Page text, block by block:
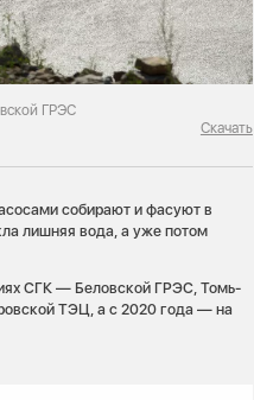
ГРЭС
Скачать
собирают и фасуют в
лишняя вода, а уже потом
СГК — Беловской ГРЭС, Томь-
ТЭЦ, а с 2020 года — на